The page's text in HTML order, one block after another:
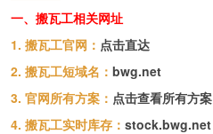
一、搬瓦工相关网址
1. 搬瓦工官网： 点击直达
2. 搬瓦工短域名： bwg.net
3. 官网所有方案： 点击查看所有方案
4. 搬瓦工实时库存： stock.bwg.net